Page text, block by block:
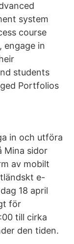
system
course
engage in
students
Portfolios
in och utföra
Mina sidor
av mobilt
e-
18 april
för
till cirka
den tiden.